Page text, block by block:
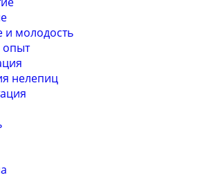
и молодость
опыт
нелепиц